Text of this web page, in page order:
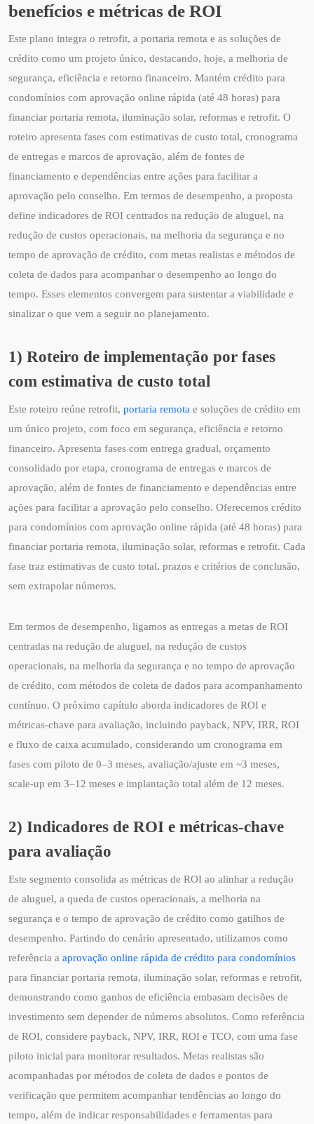
benefícios e métricas de ROI
Este plano integra o retrofit, a portaria remota e as soluções de
crédito como um projeto único, destacando, hoje, a melhoria de
segurança, eficiência e retorno financeiro. Mantém crédito para
condomínios com aprovação online rápida (até 48 horas) para
financiar portaria remota, iluminação solar, reformas e retrofit. O
roteiro apresenta fases com estimativas de custo total, cronograma
de entregas e marcos de aprovação, além de fontes de
financiamento e dependências entre ações para facilitar a
aprovação pelo conselho. Em termos de desempenho, a proposta
define indicadores de ROI centrados na redução de aluguel, na
redução de custos operacionais, na melhoria da segurança e no
tempo de aprovação de crédito, com metas realistas e métodos de
coleta de dados para acompanhar o desempenho ao longo do
tempo. Esses elementos convergem para sustentar a viabilidade e
sinalizar o que vem a seguir no planejamento.
1) Roteiro de implementação por fases
com estimativa de custo total
Este roteiro reúne retrofit, portaria remota e soluções de crédito em
um único projeto, com foco em segurança, eficiência e retorno
financeiro. Apresenta fases com entrega gradual, orçamento
consolidado por etapa, cronograma de entregas e marcos de
aprovação, além de fontes de financiamento e dependências entre
ações para facilitar a aprovação pelo conselho. Oferecemos crédito
para condomínios com aprovação online rápida (até 48 horas) para
financiar portaria remota, iluminação solar, reformas e retrofit. Cada
fase traz estimativas de custo total, prazos e critérios de conclusão,
sem extrapolar números.
Em termos de desempenho, ligamos as entregas a metas de ROI
centradas na redução de aluguel, na redução de custos
operacionais, na melhoria da segurança e no tempo de aprovação
de crédito, com métodos de coleta de dados para acompanhamento
contínuo. O próximo capítulo aborda indicadores de ROI e
métricas-chave para avaliação, incluindo payback, NPV, IRR, ROI
e fluxo de caixa acumulado, considerando um cronograma em
fases com piloto de 0–3 meses, avaliação/ajuste em ~3 meses,
scale-up em 3–12 meses e implantação total além de 12 meses.
2) Indicadores de ROI e métricas-chave
para avaliação
Este segmento consolida as métricas de ROI ao alinhar a redução
de aluguel, a queda de custos operacionais, a melhoria na
segurança e o tempo de aprovação de crédito como gatilhos de
desempenho. Partindo do cenário apresentado, utilizamos como
referência a aprovação online rápida de crédito para condomínios
para financiar portaria remota, iluminação solar, reformas e retrofit,
demonstrando como ganhos de eficiência embasam decisões de
investimento sem depender de números absolutos. Como referência
de ROI, considere payback, NPV, IRR, ROI e TCO, com uma fase
piloto inicial para monitorar resultados. Metas realistas são
acompanhadas por métodos de coleta de dados e pontos de
verificação que permitem acompanhar tendências ao longo do
tempo, além de indicar responsabilidades e ferramentas para